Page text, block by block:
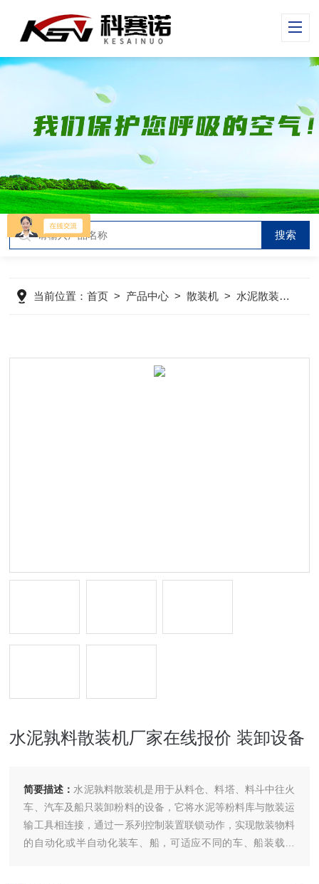
当前位置：首页 > 产品中心 >散装机 > 水泥散装机
水泥孰料散装机厂家在线报价 装卸设备
简要描述： 水泥孰料散装机是用于从料仓、料塔、料斗中往火
车、汽车及船只装卸粉料的设备，它将水泥等粉料库与散装运
输工具相连接，通过一系列控制装置联锁动作，实现散装物料
的自动化或半自动化装车、船，可适应不同的车、船装载需